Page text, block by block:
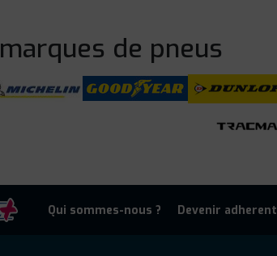
marques de pneus
Qui sommes-nous ? Devenir adherent